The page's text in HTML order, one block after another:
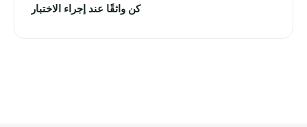
كن واثقًا عند إجراء الاختبار